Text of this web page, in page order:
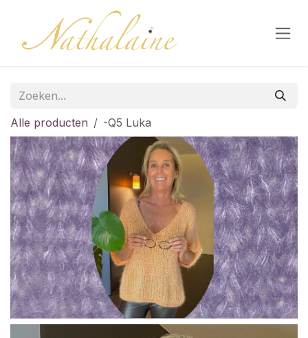
Overslaan naar inhoud
Alle producten -Q5 Luka